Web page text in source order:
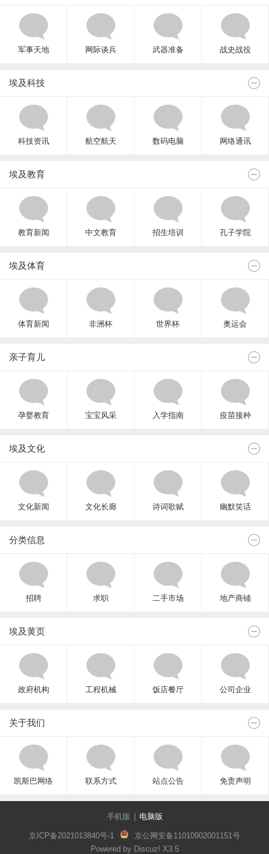
军事天地 网际谈兵 武器准备 战史战役
埃及科技
科技资讯 航空航天 数码电脑 网络通讯
埃及教育
教育新闻 中文教育 招生培训 孔子学院
埃及体育
体育新闻 非洲杯 世界杯 奥运会
亲子育儿
孕婴教育 宝宝风采 入学指南 疫苗接种
埃及文化
文化新闻 文化长廊 诗词歌赋 幽默笑话
分类信息
招聘 求职 二手市场 地产商铺
埃及黄页
政府机构 工程机械 饭店餐厅 公司企业
关于我们
凯斯巴网络 联系方式 站点公告 免责声明
手机版 电脑版
京ICP备2021013840号-1
京公网安备11010902001151号
Powered by Discuz! X3.5